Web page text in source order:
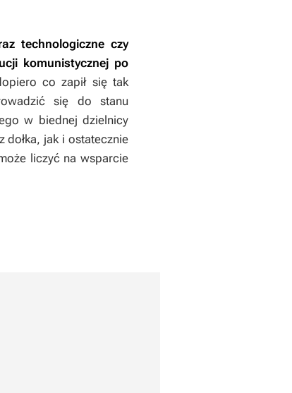
technologiczne czy
komunistycznej po
co zapił się tak
się do stanu
w biednej dzielnicy
dołka, jak i ostatecznie
liczyć na wsparcie